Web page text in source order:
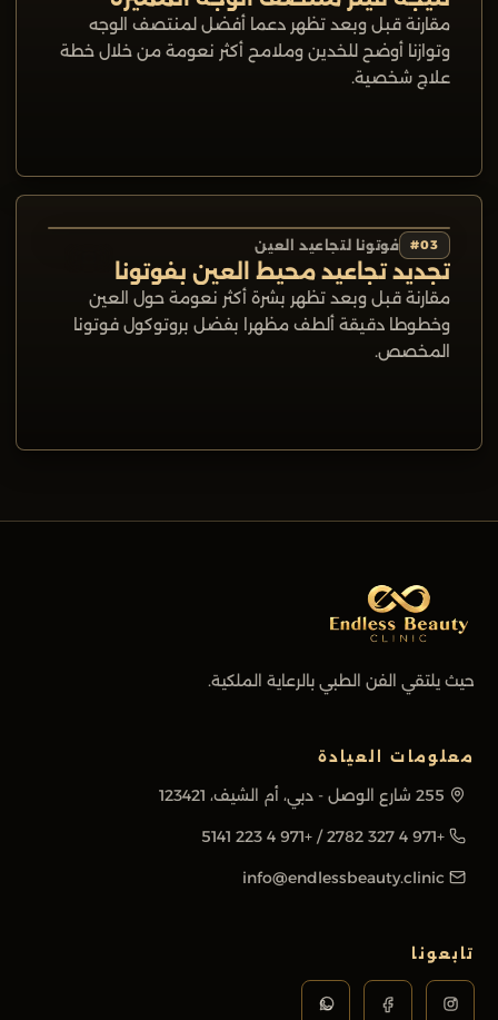
مقارنة قبل وبعد تظهر دعما أفضل لمنتصف الوجه
وتوازنا أوضح للخدين وملامح أكثر نعومة من خلال خطة
علاج شخصية.
قبل
#03 فوتونا لتجاعيد العين
تجديد تجاعيد محيط العين بفوتونا
مقارنة قبل وبعد تظهر بشرة أكثر نعومة حول العين
وخطوطا دقيقة ألطف مظهرا بفضل بروتوكول فوتونا
المخصص.
حيث يلتقي الفن الطبي بالرعاية الملكية.
معلومات العيادة
255 شارع الوصل - دبي، أم الشيف، 123421
+971 4 327 2782
/
+971 4 223 5141
info@endlessbeauty.clinic
تابعونا